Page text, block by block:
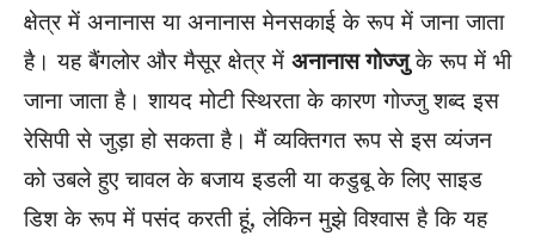
क्षेत्र में अनानास या अनानास मेनसकाई के रूप में जाना जाता
है। यह बैंगलोर और मैसूर क्षेत्र में अनानास गोज्जुके रूप में भी
जाना जाता है। शायद मोटी स्थिरता के कारण गोज्जु शब्द इस
रेसिपी से जुड़ा हो सकता है। मैं व्यक्तिगत रूप से इस व्यंजन
को उबले हुए चावल के बजाय इडली या कडुबू के लिए साइड
डिश के रूप में पसंद करती हूं, लेकिन मुझे विश्वास है कि यह